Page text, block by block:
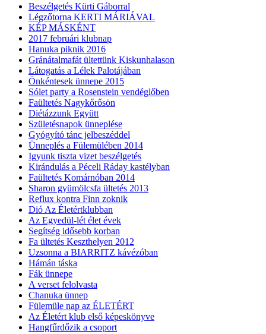
Beszélgetés Kürti Gáborral
Légzőtorna KERTI MÁRIÁVAL
KÉP MÁSKÉNT
2017 februári klubnap
Hanuka piknik 2016
Gránátalmafát ültettünk Kiskunhalason
Látogatás a Lélek Palotájában
Önkéntesek ünnepe 2015
Sólet party a Rosenstein vendéglőben
Faültetés Nagykőrősön
Diétázzunk Együtt
Születésnapok ünneplése
Gyógyító tánc jelbeszéddel
Ünneplés a Fülemülében 2014
Igyunk tiszta vizet beszélgetés
Kirándulás a Péceli Ráday kastélyban
Faültetés Komárnóban 2014
Sharon gyümölcsfa ültetés 2013
Reflux kontra Finn zoknik
Dió Az Életértklubban
Az Egyedül-lét élet évek
Segítség idősebb korban
Fa ültetés Keszthelyen 2012
Uzsonna a BIARRITZ kávézóban
Hámán táska
Fák ünnepe
A verset felolvasta
Chanuka ünnep
Fülemüle nap az ÉLETÉRT
Az Életért klub első képeskönyve
Hangfűrdőzik a csoport